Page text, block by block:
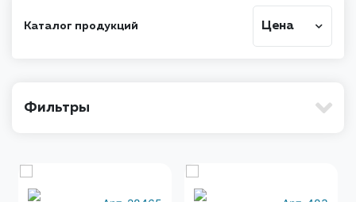
Каталог продукций Цена
Фильтры